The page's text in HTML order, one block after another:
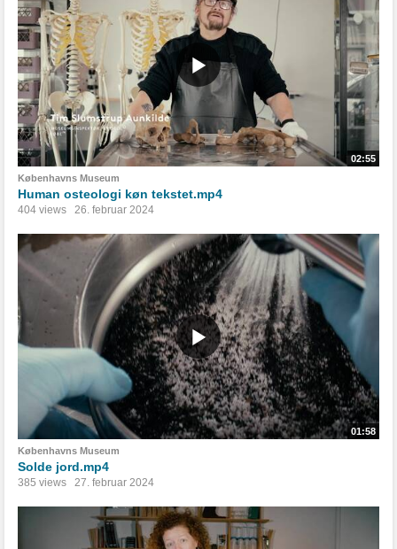
02:55
Københavns Museum
Human osteologi køn tekstet.mp4
404 views 26. februar 2024
01:58
Københavns Museum
Solde jord.mp4
385 views 27. februar 2024